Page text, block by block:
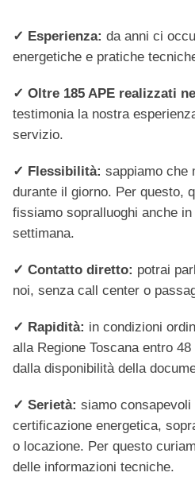
✓ Esperienza: da anni ci
energetiche e pratiche
✓ Oltre 185 APE realizzati
testimonia la nostra
servizio.
✓ Flessibilità: sappiamo che
durante il giorno. Per questo,
fissiamo sopralluoghi anche
settimana.
✓ Contatto diretto: potrai
noi, senza call center o
✓ Rapidità: in condizioni
alla Regione Toscana entro
dalla disponibilità della
✓ Serietà: siamo consapevoli
certificazione energetica,
o locazione. Per questo
delle informazioni tecniche.